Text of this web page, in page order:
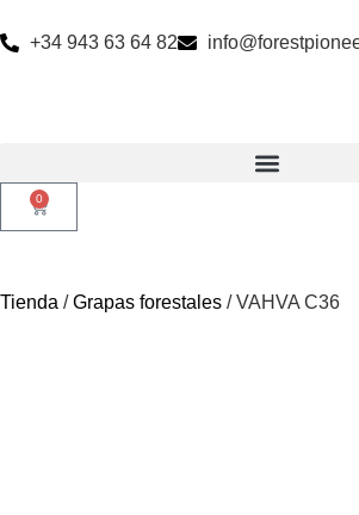
+34 943 63 64 82
0
Tienda /Grapas forestales / VAHVA C36